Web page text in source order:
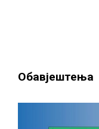
Обавјештења